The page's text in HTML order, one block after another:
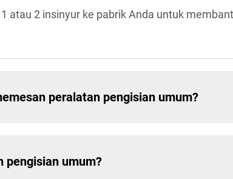
atau 2 insinyur ke pabrik Anda untuk
peralatan pengisian umum?
pengisian umum?